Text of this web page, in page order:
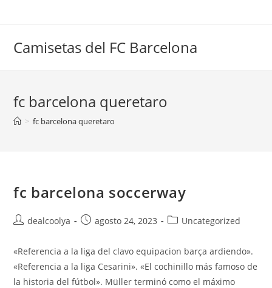
Camisetas del FC Barcelona
fc barcelona queretaro
> fc barcelona queretaro
fc barcelona soccerway
Autor
la
entrada:
dealcoolya
Publicación
la
entrada:
agosto 24, 2023
Categoría
la
entrada:
Uncategorized
«Referencia a la liga del clavo equipacion barça ardiendo».
«Referencia a la liga Cesarini». «El cochinillo más famoso de
la historia del fútbol». Müller terminó como el máximo